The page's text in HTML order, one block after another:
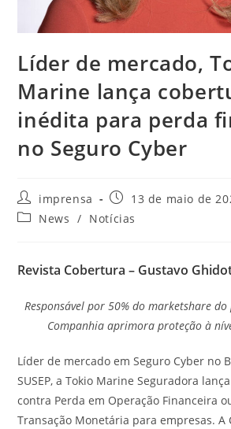
Líder de mercado,
Marine lança
inédita para perda
no Seguro Cyber
imprensa
13 de maio de
News / Notícias
Revista Cobertura – Gustavo
Responsável por 50% do marketshare
Companhia aprimora proteção à
Líder de mercado em Seguro Cyber no
SUSEP, a Tokio Marine Seguradora
contra Perda em Operação Financeira
Transação Monetária para empresas. A